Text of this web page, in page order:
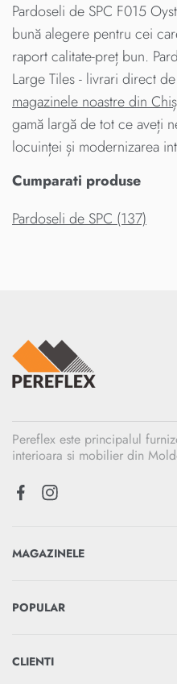
Pardoseli de SPC F015
bună alegere pentru cei
raport calitate-preț bun.
Large Tiles - livrari direct
magazinele noastre din
gamă largă de tot ce aveți
locuinței și modernizarea
Cumparati produse
Pardoseli de SPC (137)
Pereflex este principalul
interioara si mobilier din
MAGAZINELE
POPULAR
CLIENTI